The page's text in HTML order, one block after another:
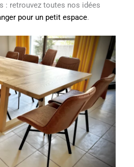
: retrouvez toutes nos idées
pour un petit espace.